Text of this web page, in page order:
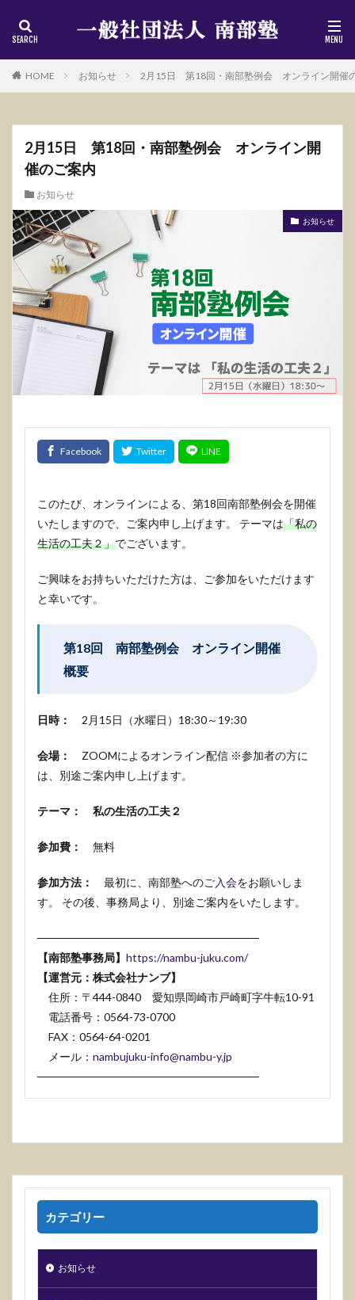
HOME お知らせ 2月15日 第18回・南部塾例会 オンライン開催
2月15日 第18回・南部塾例会 オンライン開
催のご案内
お知らせ
お知らせ
このたび、オンラインによる、第18回南部塾例会を開催
いたしますので、ご案内申し上げます。 テーマは「私の
生活の工夫２」でございます。
ご興味をお持ちいただけた方は、ご参加をいただけます
と幸いです。
第18回 南部塾例会 オンライン開催
概要
日時： 2月15日（水曜日）18:30～19:30
会場： ZOOMによるオンライン配信 ※参加者の方に
は、別途ご案内申し上げます。
テーマ： 私の生活の工夫２
参加費： 無料
参加方法： 最初に、南部塾へのご入会をお願いしま
す。 その後、事務局より、別途ご案内をいたします。
────────────────────────────
【南部塾事務局】 https://nambu-juku.com/
【運営元：株式会社ナンブ】
住所：〒444-0840 愛知県岡崎市戸崎町字牛転10-91
電話番号：0564-73-0700
FAX：0564-64-0201
メール： nambujuku-info@nambu-y.jp
────────────────────────────
カテゴリー
お知らせ